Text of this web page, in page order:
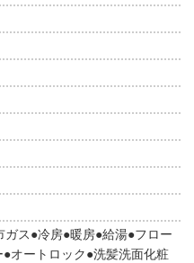
ガス 冷房 暖房 給湯 フロー
オートロック 洗髪洗面化粧